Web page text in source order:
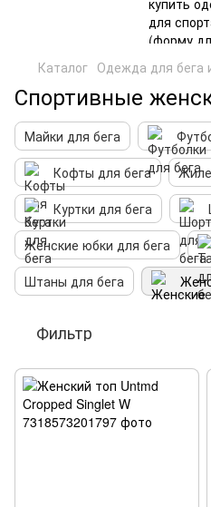
Каталог Одежда для бега
Спортивные
Майки для бега
Кофты для бега
Куртки для бега
Женские юбки для бега
Штаны для бега
Фильтр